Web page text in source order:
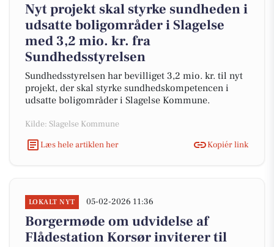
Nyt projekt skal styrke sundheden i
udsatte boligområder i Slagelse
med 3,2 mio. kr. fra
Sundhedsstyrelsen
Sundhedsstyrelsen har bevilliget 3,2 mio. kr. til nyt
projekt, der skal styrke sundhedskompetencen i
udsatte boligområder i Slagelse Kommune.
Kilde: Slagelse Kommune
Læs hele artiklen her
Kopiér link
LOKALT NYT 05-02-2026 11:36
Borgermøde om udvidelse af
Flådestation Korsør inviterer til